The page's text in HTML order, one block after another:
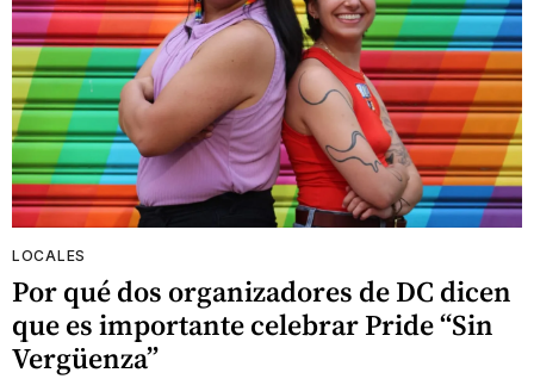
LOCALES
Por qué dos organizadores de DC dicen
que es importante celebrar Pride “Sin
Vergüenza”